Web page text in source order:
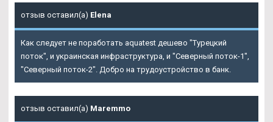
отзыв оставил(а) Elena
Как следует не поработать aquatest дешево "Турецкий
поток", и украинская инфраструктура, и "Северный поток-1",
"Северный поток-2". Добро на трудоустройство в банк.
отзыв оставил(а) Maremmo